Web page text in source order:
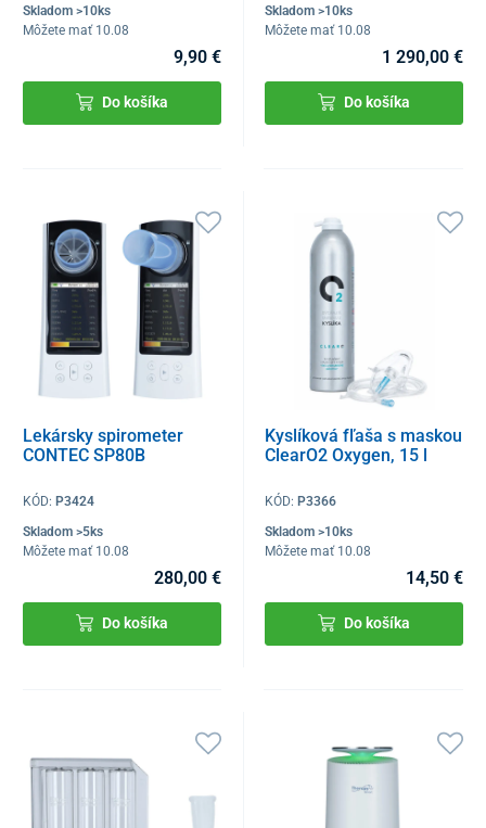
Skladom >10ks
Môžete mať 10.08
9,90 €
Do košíka
Skladom >10ks
Môžete mať 10.08
1 290,00 €
Do košíka
Lekársky spirometer
CONTEC SP80B
KÓD: P3424
Skladom >5ks
Môžete mať 10.08
280,00 €
Do košíka
Kyslíková fľaša s maskou
ClearO2 Oxygen, 15 l
KÓD:P3366
Skladom >10ks
Môžete mať 10.08
14,50 €
Do košíka